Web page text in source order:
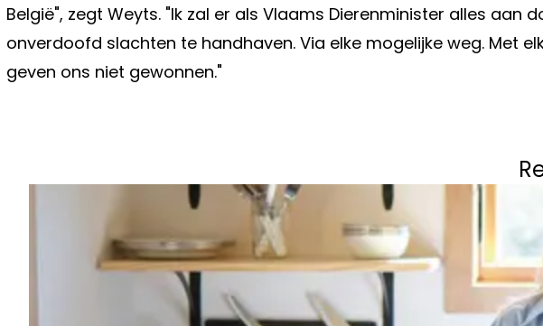
België", zegt Weyts. "Ik zal er als Vlaams Dierenminister alles aan
onverdoofd slachten te handhaven. Via elke mogelijke weg. Met
geven ons niet gewonnen."
DROOMTRANSFER AFSPRINGEN'